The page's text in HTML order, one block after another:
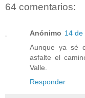
64 comentarios:
Anónimo 14 de
Aunque ya sé
asfalte el
Valle.
Responder